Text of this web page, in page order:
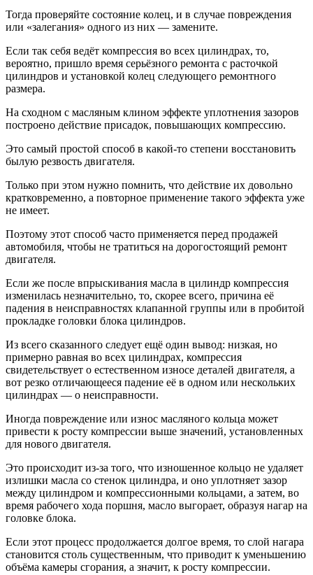
Тогда проверяйте состояние колец, и в случае повреждения
или «залегания» одного из них — замените.
Если так себя ведёт компрессия во всех цилиндрах, то,
вероятно, пришло время серьёзного ремонта с расточкой
цилиндров и установкой колец следующего ремонтного
размера.
На сходном с масляным клином эффекте уплотнения зазоров
построено действие присадок, повышающих компрессию.
Это самый простой способ в какой-то степени восстановить
былую резвость двигателя.
Только при этом нужно помнить, что действие их довольно
кратковременно, а повторное применение такого эффекта уже
не имеет.
Поэтому этот способ часто применяется перед продажей
автомобиля, чтобы не тратиться на дорогостоящий ремонт
двигателя.
Если же после впрыскивания масла в цилиндр компрессия
изменилась незначительно, то, скорее всего, причина её
падения в неисправностях клапанной группы или в пробитой
прокладке головки блока цилиндров.
Из всего сказанного следует ещё один вывод: низкая, но
примерно равная во всех цилиндрах, компрессия
свидетельствует о естественном износе деталей двигателя, а
вот резко отличающееся падение её в одном или нескольких
цилиндрах — о неисправности.
Иногда повреждение или износ масляного кольца может
привести к росту компрессии выше значений, установленных
для нового двигателя.
Это происходит из-за того, что изношенное кольцо не удаляет
излишки масла со стенок цилиндра, и оно уплотняет зазор
между цилиндром и компрессионными кольцами, а затем, во
время рабочего хода поршня, масло выгорает, образуя нагар на
головке блока.
Если этот процесс продолжается долгое время, то слой нагара
становится столь существенным, что приводит к уменьшению
объёма камеры сгорания, а значит, к росту компрессии.